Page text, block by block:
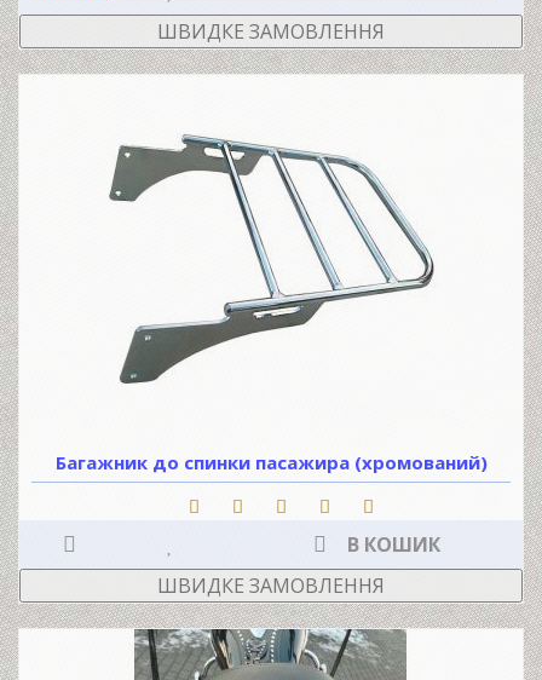
ШВИДКЕ ЗАМОВЛЕННЯ
Багажник до спинки пасажира (хромований)
В КОШИК
ШВИДКЕ ЗАМОВЛЕННЯ